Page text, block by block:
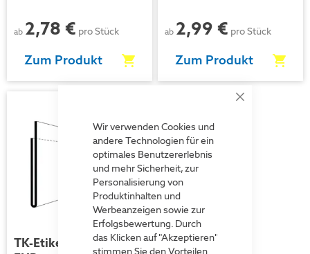
Wir verwenden Cookies und
andere Technologien für ein
optimales Benutzererlebnis
und mehr Sicherheit, zur
Personalisierung von
Produktinhalten und
Werbeanzeigen sowie zur
Erfolgsbewertung. Durch
das Klicken auf "Akzeptieren"
stimmen Sie den Vorteilen
ab 2,78 € pro Stück
Zum Produkt
ab 2,99 € pro Stück
Zum Produkt
TK-Etikettenhalter